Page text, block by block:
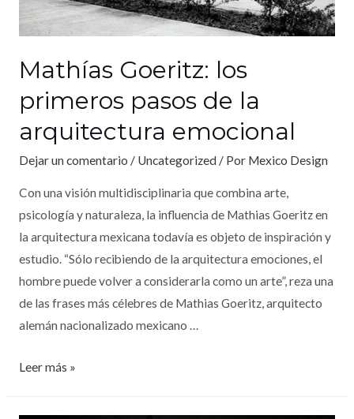
Mathías Goeritz: los
primeros pasos de la
arquitectura emocional
Dejar un comentario / Uncategorized / Por Mexico Design
Con una visión multidisciplinaria que combina arte,
psicología y naturaleza, la influencia de Mathias Goeritz en
la arquitectura mexicana todavía es objeto de inspiración y
estudio. “Sólo recibiendo de la arquitectura emociones, el
hombre puede volver a considerarla como un arte”, reza una
de las frases más célebres de Mathias Goeritz, arquitecto
alemán nacionalizado mexicano …
Leer más »